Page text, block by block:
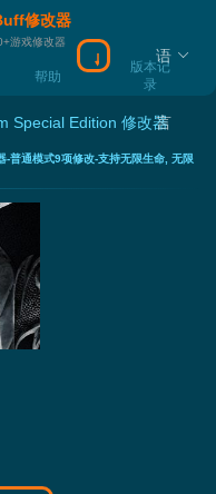
修改器
游戏修改器
帮助
版本记
录
下载Gamebuff
语
言
Special Edition 修改器
通模式9项修改-支持无限生命, 无限